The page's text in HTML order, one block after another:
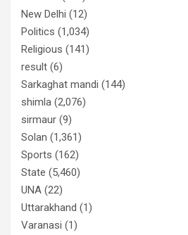
New Delhi (12)
Politics (1,034)
Religious (141)
result (6)
Sarkaghat mandi (144)
shimla (2,076)
sirmaur (9)
Solan (1,361)
Sports (162)
State (5,460)
UNA (22)
Uttarakhand (1)
Varanasi (1)